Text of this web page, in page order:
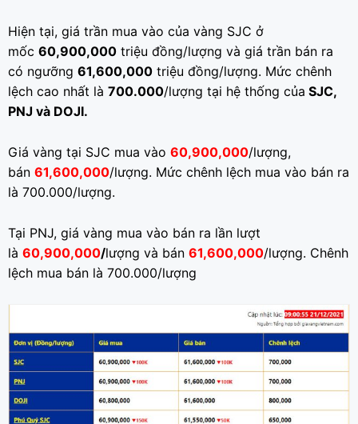
Hiện tại, giá trần mua vào của vàng SJC ở
mốc 60,900,000 triệu đồng/lượng và giá trần bán ra
có ngưỡng 61,600,000 triệu đồng/lượng. Mức chênh
lệch cao nhất là 700.000/lượng tại hệ thống của SJC,
PNJ và DOJI.
Giá vàng tại SJC mua vào 60,900,000/lượng,
bán 61,600,000/lượng. Mức chênh lệch mua vào bán ra
là 700.000/lượng.
Tại PNJ, giá vàng mua vào bán ra lần lượt
là 60,900,000/lượng và bán 61,600,000/lượng. Chênh
lệch mua bán là 700.000/lượng